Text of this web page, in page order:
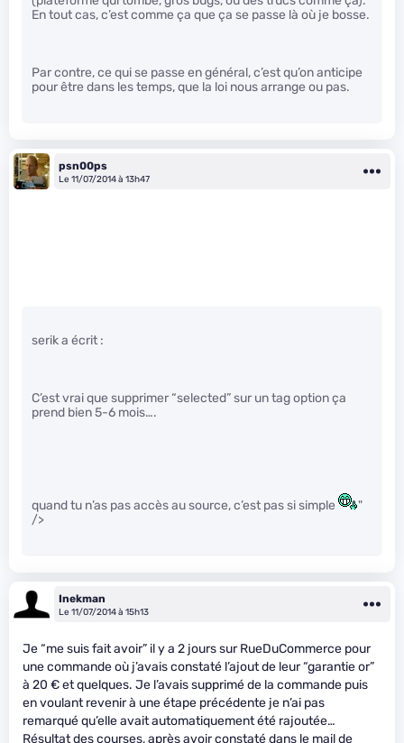
En tout cas, c’est comme ça que ça se passe là où je bosse.
Par contre, ce qui se passe en général, c’est qu’on anticipe
pour être dans les temps, que la loi nous arrange ou pas.
psn00ps
Le 11/07/2014 à 13h47
serik a écrit :
C’est vrai que supprimer “selected” sur un tag option ça
prend bien 5-6 mois….
quand tu n’as pas accès au source, c’est pas si simple
"
/>
Inekman
Le 11/07/2014 à 15h13
Je “me suis fait avoir” il y a 2 jours sur RueDuCommerce pour
une commande où j’avais constaté l’ajout de leur “garantie or”
à 20 € et quelques. Je l’avais supprimé de la commande puis
en voulant revenir à une étape précédente je n’ai pas
remarqué qu’elle avait automatiquement été rajoutée…
Résultat des courses, après avoir constaté dans le mail de